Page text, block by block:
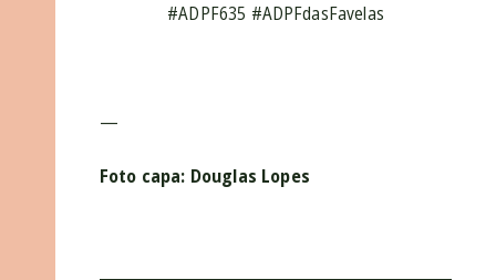
#ADPF635 #ADPFdasFavelas
—
Foto capa: Douglas Lopes